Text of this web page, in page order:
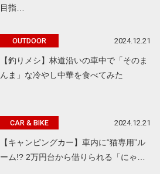
目指…
OUTDOOR 2024.12.21
【釣りメシ】林道沿いの車中で「そのま
んま」な冷やし中華を食べてみた
CAR & BIKE 2024.12.21
【キャンピングカー】車内に“猫専用”ル
ーム!? 2万円台から借りられる「にゃ…